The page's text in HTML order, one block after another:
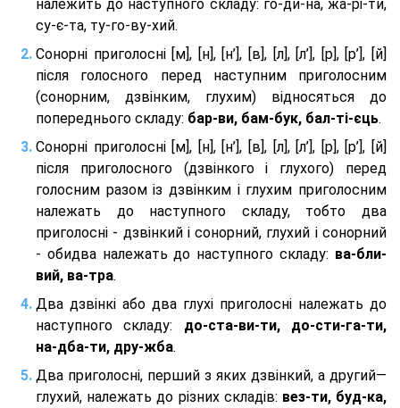
належить до наступного складу: го-ди-на, жа-рі-ти,
су-є-та, ту-го-ву-хий.
Сонорні приголосні [м], [н], [н’], [в], [л], [л’], [р], [р’], [й]
після голосного перед наступним приголосним
(сонорним, дзвінким, глухим) відносяться до
попереднього складу: бар-ви, бам-бук, бал-ті-єць.
Сонорні приголосні [м], [н], [н’], [в], [л], [л’], [р], [р’], [й]
після приголосного (дзвінкого і глухого) перед
голосним разом із дзвінким і глухим приголосним
належать до наступного складу, тобто два
приголосні - дзвінкий і сонорний, глухий і сонорний
- обидва належать до наступного складу: ва-бли-
вий, ва-тра.
Два дзвінкі або два глухі приголосні належать до
наступного складу: до-ста-ви-ти, до-сти-га-ти,
на-дба-ти, дру-жба.
Два приголосні, перший з яких дзвінкий, а другий—
глухий, належать до різних складів: вез-ти, буд-ка,